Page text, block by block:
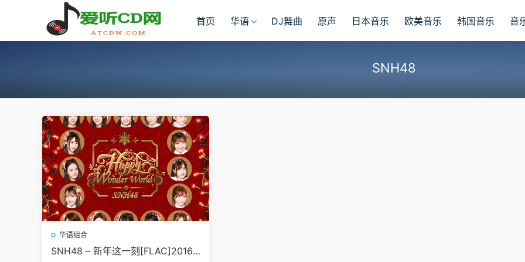
首页 华语 DJ舞曲 原声 日本音乐 欧美音乐 韩国音乐 音
SNH48
华语组合
SNH48 – 新年这一刻[FLAC]2016